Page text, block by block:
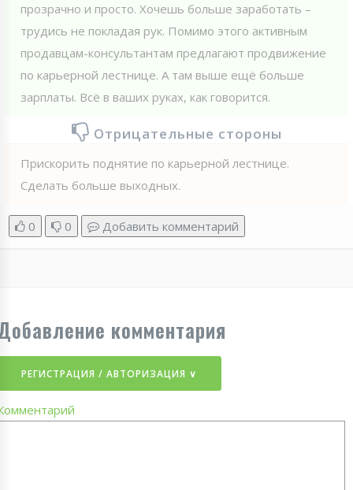
прозрачно и просто. Хочешь больше заработать –
трудись не покладая рук. Помимо этого активным
продавцам-консультантам предлагают продвижение
по карьерной лестнице. А там выше ещё больше
зарплаты. Всё в ваших руках, как говорится.
Отрицательные стороны
Прискорить поднятие по карьерной лестнице.
Сделать больше выходных.
0 0 Добавить комментарий
комментария
РЕГИСТРАЦИЯ / АВТОРИЗАЦИЯ ∨